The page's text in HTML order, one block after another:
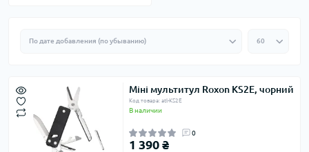
Міні мультитул Roxon KS2E, чорний
Код товара: atl-KS2E
В наличии
0
1 390 ₴